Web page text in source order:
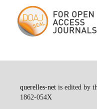
querelles-netis edited by
1862-054X